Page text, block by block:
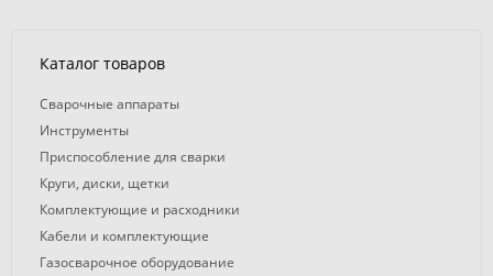
Каталог товаров
Сварочные аппараты
Инструменты
Приспособление для сварки
Круги, диски, щетки
Комплектующие и расходники
Кабели и комплектующие
Газосварочное оборудование